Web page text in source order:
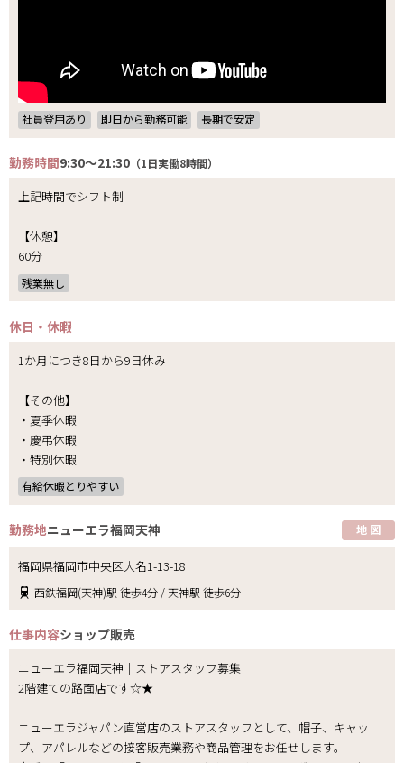
社員登用あり 即日から勤務可能 長期で安定
勤務時間9:30～21:30 （1日実働8時間）
上記時間でシフト制
【休憩】
60分
残業無し
休日・休暇
1か月につき8日から9日休み
【その他】
・夏季休暇
・慶弔休暇
・特別休暇
有給休暇とりやすい
勤務地ニューエラ福岡天神 地 図
福岡県福岡市中央区大名1-13-18
西鉄福岡(天神)駅 徒歩4分 / 天神駅 徒歩6分
仕事内容ショップ販売
ニューエラ福岡天神｜ストアスタッフ募集
2階建ての路面店です☆★
ニューエラジャパン直営店のストアスタッフとして、帽子、キャッ
プ、アパレルなどの接客販売業務や商品管理をお任せします。